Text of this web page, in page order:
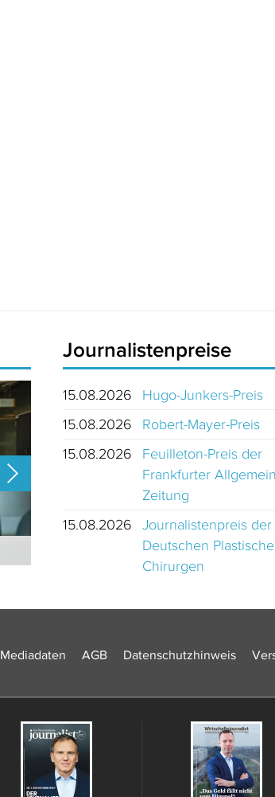
Journalistenpreise
15.08.2026
Hugo-Junkers-Preis
15.08.2026
Robert-Mayer-Preis
15.08.2026
Feuilleton-Preis der
Frankfurter
Zeitung
15.08.2026
Journalistenpreis der
Deutschen
Chirurgen
Mediadaten AGB Datenschutzhinweis